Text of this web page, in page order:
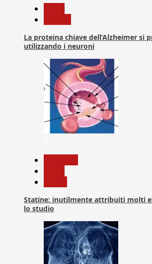
La proteina chiave dell’Alzheimer si
utilizzando i neuroni
Statine: inutilmente attribuiti molti
lo studio